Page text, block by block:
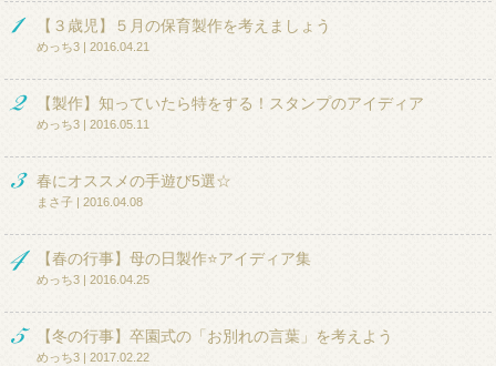
【３歳児】５月の保育製作を考えましょう
めっち3 | 2016.04.21
【製作】知っていたら特をする！スタンプのアイディア
めっち3 | 2016.05.11
春にオススメの手遊び5選☆
まさ子 | 2016.04.08
【春の行事】母の日製作⭐アイディア集
めっち3 | 2016.04.25
【冬の行事】卒園式の「お別れの言葉」を考えよう
めっち3 | 2017.02.22